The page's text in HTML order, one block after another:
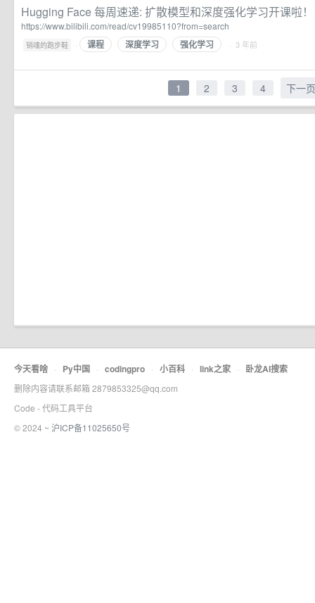
Hugging Face 每周速递: 扩散模型和深度强化学习开课啦
https://www.bilibili.com/read/cv19985110?from=search
销魂的跑步鞋 · 课程 深度学习 强化学习 · 3 年前
1 2 3 4 下一页
今天看啥 · Py中国 · codingpro · 小百科 · link之家 · 卧龙AI搜索
删除内容请联系邮箱 2879853325@qq.com
Code - 代码工具平台
© 2024 ~ 沪ICP备11025650号